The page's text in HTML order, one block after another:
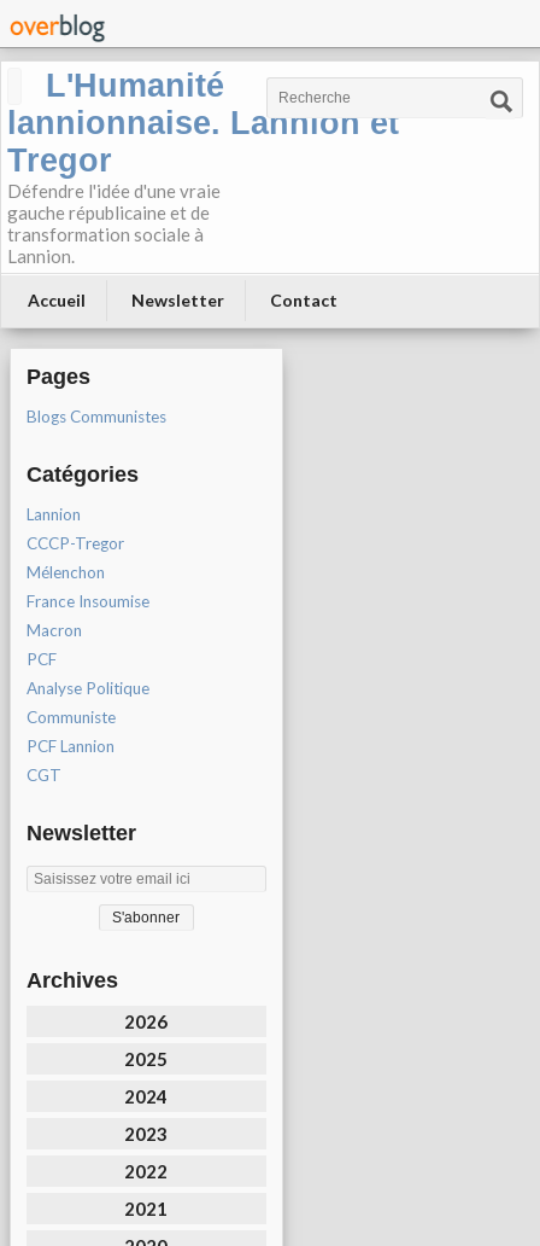
L'Humanité
lannionnaise. Lannion et
Tregor
Défendre l'idée d'une vraie
gauche républicaine et de
transformation sociale à
Lannion.
Accueil Newsletter Contact
Pages
Blogs Communistes
Catégories
Lannion
CCCP-Tregor
Mélenchon
France Insoumise
Macron
PCF
Analyse Politique
Communiste
PCF Lannion
CGT
Newsletter
Archives
2026
2025
2024
2023
2022
2021